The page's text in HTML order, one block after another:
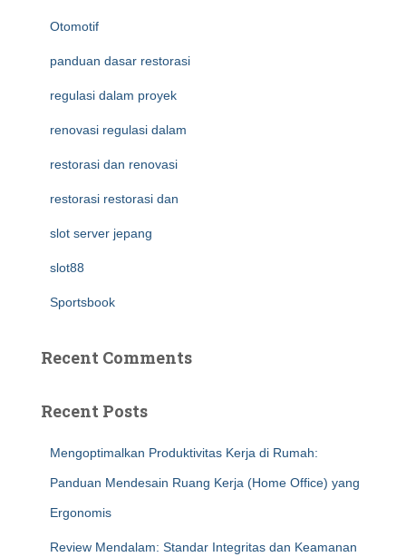
Otomotif
panduan dasar restorasi
regulasi dalam proyek
renovasi regulasi dalam
restorasi dan renovasi
restorasi restorasi dan
slot server jepang
slot88
Sportsbook
Recent Comments
Recent Posts
Mengoptimalkan Produktivitas Kerja di Rumah:
Panduan Mendesain Ruang Kerja (Home Office) yang
Ergonomis
Review Mendalam: Standar Integritas dan Keamanan